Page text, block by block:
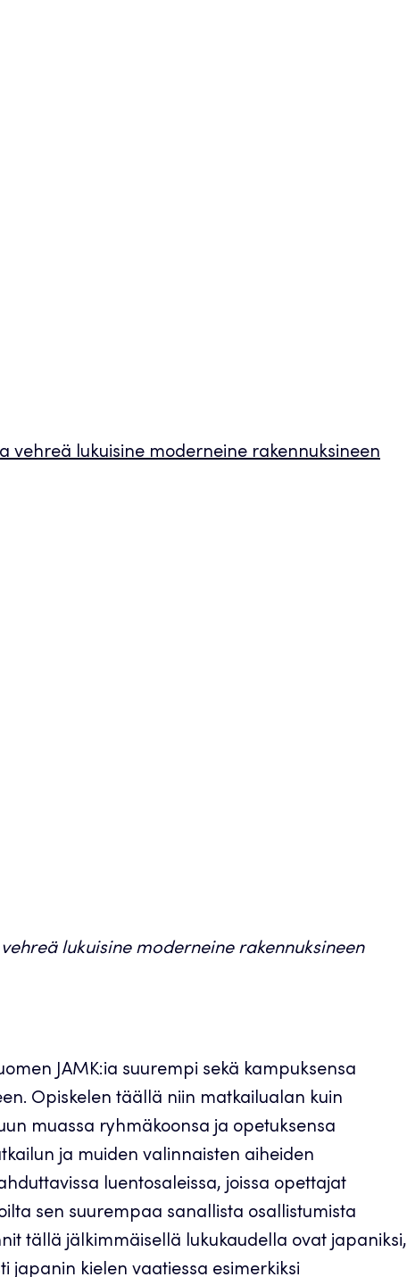
lukuisine moderneine rakennuksineen
JAMK:ia suurempi sekä kampuksensa
Opiskelen täällä niin matkailualan kuin
muassa ryhmäkoonsa ja opetuksensa
ja muiden valinnaisten aiheiden
luentosaleissa, joissa opettajat
sen suurempaa sanallista osallistumista
tällä jälkimmäisellä lukukaudella ovat japaniksi,
japanin kielen vaatiessa esimerkiksi